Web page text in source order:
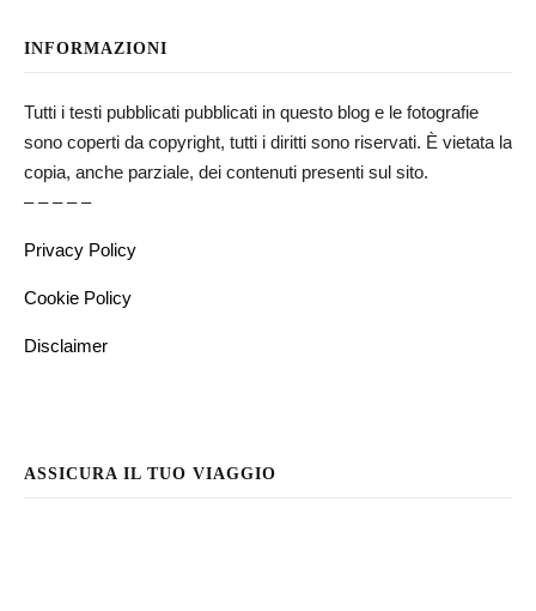
INFORMAZIONI
Tutti i testi pubblicati pubblicati in questo blog e le fotografie
sono coperti da copyright, tutti i diritti sono riservati. È vietata la
copia, anche parziale, dei contenuti presenti sul sito.
– – – – –
Privacy Policy
Cookie Policy
Disclaimer
ASSICURA IL TUO VIAGGIO